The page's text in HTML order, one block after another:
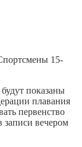
15-
показаны
плавания
первенство
вечером